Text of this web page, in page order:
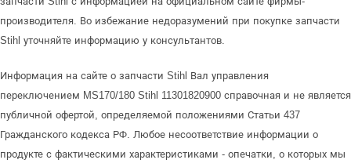
производителя. Во избежание недоразумений при покупке запчасти
Stihl уточняйте информацию у консультантов.
Информация на сайте о запчасти Stihl Вал управления
переключением MS170/180 Stihl 11301820900 справочная и не является
публичной офертой, определяемой положениями Статьи 437
Гражданского кодекса РФ. Любое несоответствие информации о
продукте с фактическими характеристиками - опечатки, о которых мы